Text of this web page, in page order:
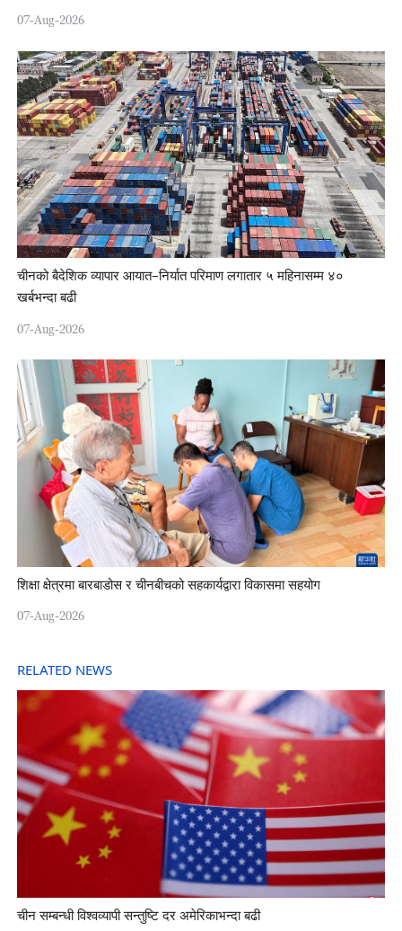
07-Aug-2026
चीनको बैदेशिक व्यापार आयात–निर्यात परिमाण लगातार ५ महिनासम्म ४०
खर्बभन्दा बढी
07-Aug-2026
शिक्षा क्षेत्रमा बारबाडोस र चीनबीचको सहकार्यद्वारा विकासमा सहयोग
07-Aug-2026
RELATED NEWS
चीन सम्बन्धी विश्वव्यापी सन्तुष्टि दर अमेरिकाभन्दा बढी